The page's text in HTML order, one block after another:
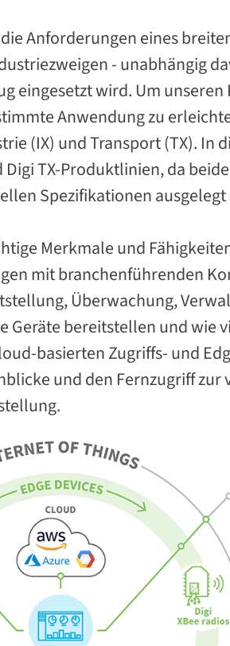
Anforderungen eines
- unabhängig
eingesetzt wird. Um
Anwendung zu
(IX) und Transport (TX). In
TX-Produktlinien, da
Spezifikationen ausgelegt
Merkmale und
mit branchenführenden
Überwachung,
Geräte bereitstellen und wie
basierten Zugriffs- und
und den Fernzugriff zur